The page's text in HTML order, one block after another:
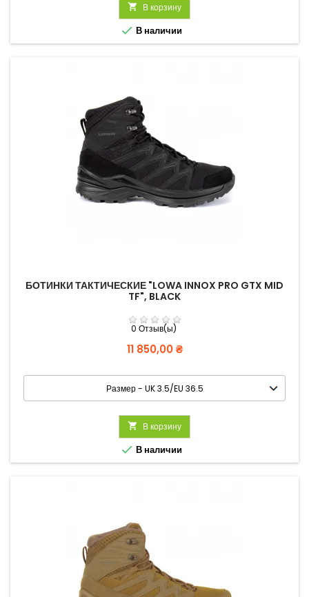
 В корзину
 В наличии
БОТИНКИ ТАКТИЧЕСКИЕ "LOWA INNOX PRO GTX MID
TF", BLACK
0 Отзыв(ы)
Цена
11 850,00 ₴
 В корзину
 В наличии